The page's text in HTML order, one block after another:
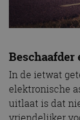
In de ietwat
elektronische
uitlaat is dat